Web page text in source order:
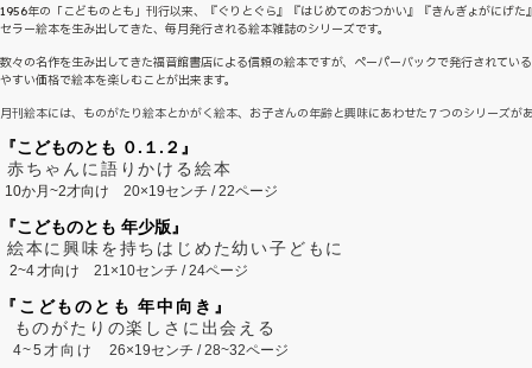
1956年の「こどものとも」刊行以来、『ぐりとぐら』『はじめてのおつかい』『きんぎょがにげた
セラー絵本を生み出してきた、毎月発行される絵本雑誌のシリーズです。
数々の名作を生み出してきた福音館書店による信頼の絵本ですが、ペーパーバックで発行されてい
やすい価格で絵本を楽しむことが出来ます。
月刊絵本には、ものがたり絵本とかがく絵本、お子さんの年齢と興味にあわせた７つのシリーズが
『こどものとも ０.１.２』
赤ちゃんに語りかける絵本
10か月~2才向け 20×19センチ / 22ページ
『こどものとも 年少版』
絵本に興味を持ちはじめた幼い子どもに
2~4才向け 21×10センチ / 24ページ
『こどものとも 年中向き』
ものがたりの楽しさに出会える
4~5才向け26×19センチ / 28~32ページ